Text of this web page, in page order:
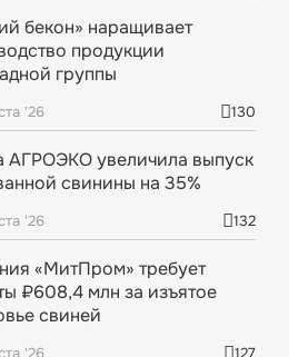
бекон» наращивает
продукции
группы
'26 130
АГРОЭКО увеличила выпуск
свинины на 35%
'26 132
«МитПром» требует
₽608,4 млн за изъятое
свиней